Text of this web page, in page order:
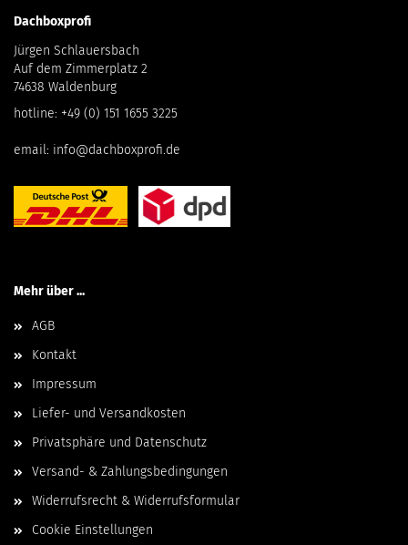
Dachboxprofi
Jürgen Schlauersbach
Auf dem Zimmerplatz 2
74638 Waldenburg
hotline: +49 (0) 151 1655 3225
email: info@dachboxprofi.de
Mehr über ...
AGB
Kontakt
Impressum
Liefer- und Versandkosten
Privatsphäre und Datenschutz
Versand- & Zahlungsbedingungen
Widerrufsrecht & Widerrufsformular
Cookie Einstellungen